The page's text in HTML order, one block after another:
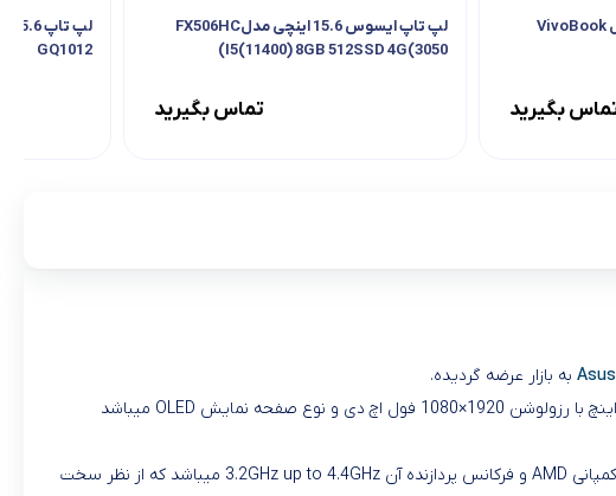
لپ تاپ 15 اینچی ایسوس مدل VivoBook
بگیرید
لپ تاپ ایسوس 15.6 اینچی مدلFX506HC
I5(11400) 8GB 512SSD 4G(3050)
تماس بگیرید
GQ1012
به بازار عرضه گردیده.
ابعاد این لپ تاپ × 238 ×354 میلی‌متر و وزن آن حدودأ 2 کیلوگرم میباشد و رده کاربری آن مالتی مدیا میباشد.نمایشگر این لپ تاپ 15.6 اینچ با رزولوشن 1920×1080 فول اچ دی و نوع صفحه نمایش OLED میباشد
حال اگر بخواهیم درباره سخت افزار این لپ تاپ صحبت کنیم باید بگوییم پردازنده مرکزی این سیستم Ryzen7 5800H سازنده این پردازنده کمپانی AMD و فرکانس پردازنده آن 3.2GHz up to 4.4GHz میباشد که از نظر سخت